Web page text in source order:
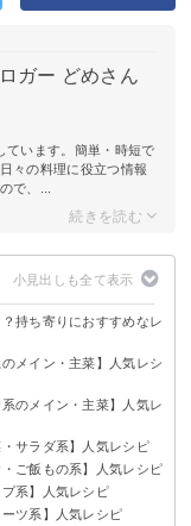
ガー どめさん
ています。簡単・時短で
々の料理に役立つ情報
で、...
持ち寄りにおすすめなレ
メイン・主菜】人気レシ
のメイン・主菜】人気レ
サラダ系】人気レシピ
ご飯もの系】人気レシピ
系】人気レシピ
プツ系】人気レシピ